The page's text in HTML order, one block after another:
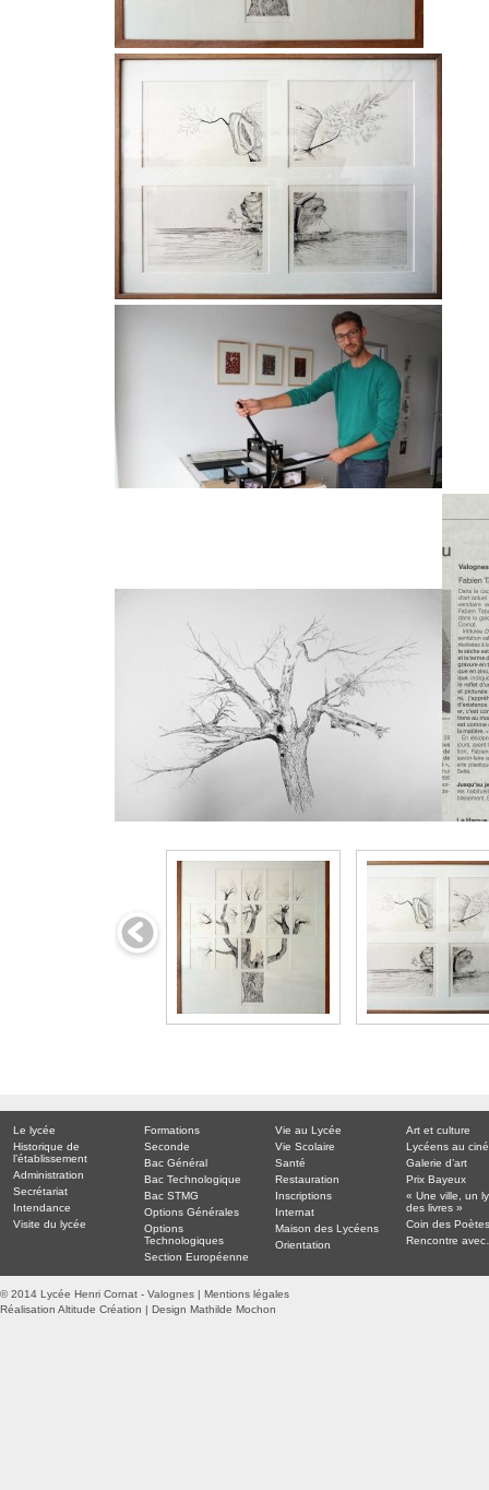
Le lycée
Historique de
l’établissement
Administration
Secrétariat
Intendance
Visite du lycée
Formations
Seconde
Bac Général
Bac Technologique
Bac STMG
Options Générales
Options
Technologiques
Section Européenne
Vie au Lycée
Vie Scolaire
Santé
Restauration
Inscriptions
Internat
Maison des Lycéens
Orientation
Art et culture
Lycéens au
Galerie d’art
Prix Bayeux
« Une ville, un
des livres »
Coin des Poètes
Rencontre
© 2014 Lycée Henri Cornat - Valognes | Mentions légales
Réalisation Altitude Création | Design Mathilde Mochon